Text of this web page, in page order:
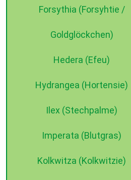
Forsythia (Forsyhtie /
Goldglöckchen)
Hedera (Efeu)
Hydrangea (Hortensie)
Ilex (Stechpalme)
Imperata (Blutgras)
Kolkwitza (Kolkwitzie)